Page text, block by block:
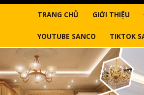
TRANG CHỦ GIỚI THIỆU
YOUTUBE SANCO TIKTOK